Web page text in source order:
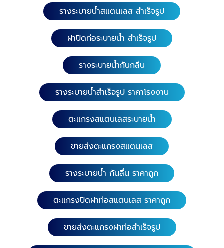
รางระบายน้ำสแตนเลส สำเร็จรูป
ฝาปิดท่อระบายน้ำ สำเร็จรูป
รางระบายน้ำกันกลิ่น
รางระบายน้ำสำเร็จรูป ราคาโรงงาน
ตะแกรงสแตนเลสระบายน้ำ
ขายส่งตะแกรงสแตนเลส
รางระบายน้ำ กันลื่น ราคาถูก
ตะแกรงปิดฝาท่อสแตนเลส ราคาถูก
ขายส่งตะแกรงฝาท่อสำเร็จรูป